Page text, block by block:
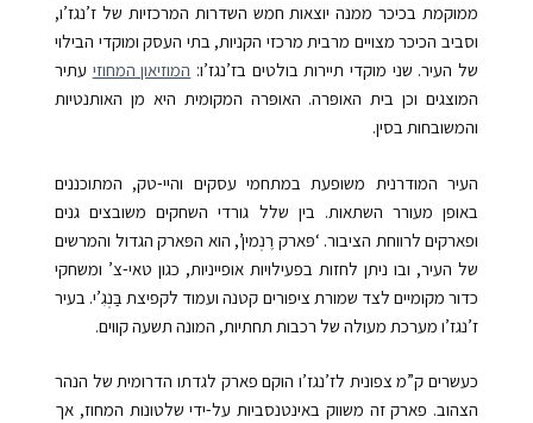
ממוקמת בכיכר ממנה יוצאות חמש השדרות המרכזיות של ז’נגז’ו,
וסביב הכיכר מצויים מרבית מרכזי הקניות, בתי העסק ומוקדי הבילוי
של העיר. שני מוקדי תיירות בולטים בז’נגז’ו: המוזיאון המחוזי עתיר
המוצגים וכן בית האופּרה. האופּרה המקומית היא מן האותנטיות
והמשובחות בסין.
העיר המודרנית משופעת במתחמי עסקים והיי-טק, המתוכננים
באופן מעורר השתאות. בין שלל גורדי השחקים משובצים גנים
ופארקים לרווחת הציבור. ‘פּארק רֶנְמין’, הוא הפּארק הגדול והמרשים
של העיר, ובו ניתן לחזות בפעילויות אופייניות, כגון טאי-צ’ ומשחקי
כדור מקומיים לצד שמורת ציפורים קטנה ועמוד לקפיצת בַּנְגִ’י. בעיר
ז’נגז’ו מערכת מעולה של רכבות תחתיות, המונה תשעה קווים.
כעשרים ק”מ צפונית לז’נגז’ו הוקם פארק לגדתו הדרומית של הנהר
הצהוב. פארק זה משווק באינטנסביות על-ידי שלטונות המחוז, אך